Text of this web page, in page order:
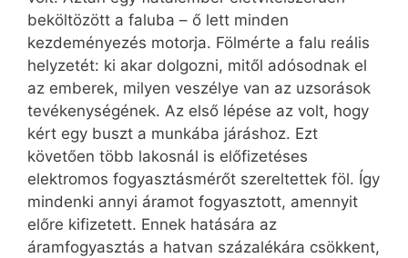
beköltözött a faluba – ő lett minden
kezdeményezés motorja. Fölmérte a falu reális
helyzetét: ki akar dolgozni, mitől adósodnak el
az emberek, milyen veszélye van az uzsorások
tevékenységének. Az első lépése az volt, hogy
kért egy buszt a munkába járáshoz. Ezt
követően több lakosnál is előfizetéses
elektromos fogyasztásmérőt szereltettek föl. Így
mindenki annyi áramot fogyasztott, amennyit
előre kifizetett. Ennek hatására az
áramfogyasztás a hatvan százalékára csökkent,